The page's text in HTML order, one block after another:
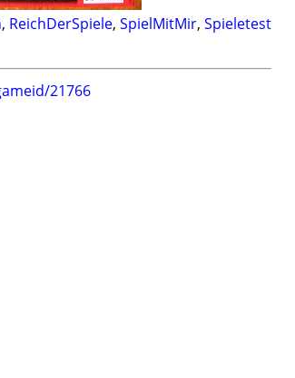
, ReichDerSpiele, SpielMitMir, Spieletest
21766